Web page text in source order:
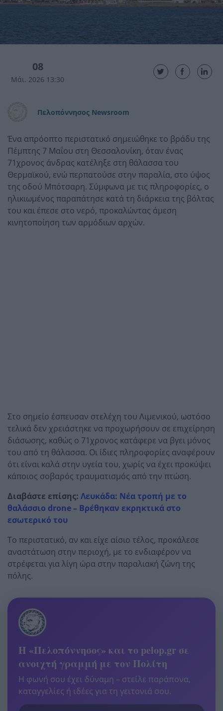
08
Μάι. 2026 13:30
Πελοπόννησος Newsroom
Ένα απρόοπτο περιστατικό σημειώθηκε το βράδυ της
Πέμπτης 7 Μαΐου στη Θεσσαλονίκη, όταν ένας
71χρονος άνδρας κατέληξε στη θάλασσα του
Θερμαϊκού, ενώ περπατούσε στην παραλία, στο ύψος
της οδού Μπότσαρη. Σύμφωνα με τις πληροφορίες, ο
ηλικιωμένος παραπάτησε κατά τη διάρκεια της βόλτας
του και έπεσε στο νερό, προκαλώντας άμεση
κινητοποίηση των αρμόδιων αρχών.
Στο σημείο έσπευσαν στελέχη του Λιμενικού, ωστόσο
τελικά δεν χρειάστηκε να προχωρήσουν σε επιχείρηση
διάσωσης, καθώς ο 71χρονος κατάφερε να βγει μόνος
του από τη θάλασσα. Οι ίδιες πληροφορίες αναφέρουν
ότι είναι καλά στην υγεία του, χωρίς να έχει προκύψει
κάποιος σοβαρός τραυματισμός από την πτώση.
Διαβάστε επίσης: Λευκάδα: Νέα τροπή με το
θαλάσσιο drone – Βρέθηκαν εκρηκτικά στο
εσωτερικό του
Το περιστατικό, αν και είχε αίσιο τέλος, προκάλεσε
αναστάτωση στην περιοχή, με το ενδιαφέρον να
στρέφεται για λίγη ώρα στην παραλιακή ζώνη της
πόλης.
Η «Πελοπόννησος» και το pelop.gr σε
ανοιχτή γραμμή με τον Πολίτη
Η φωνή σου έχει δύναμη – στείλε παράπονα,
καταγγελίες ή ιδέες για τη γειτονιά σου.